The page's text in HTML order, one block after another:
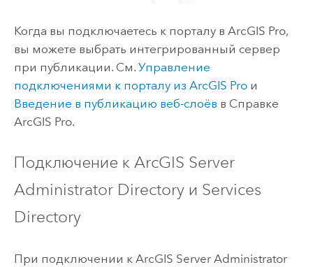
Когда вы подключаетесь к порталу в ArcGIS Pro,
вы можете выбрать интегрированный сервер
при публикации. См. Управление
подключениями к порталу из ArcGIS Proи
Введение в публикацию веб-слоёв в Справке
ArcGIS Pro.
Подключение к ArcGIS Server
Administrator Directory и Services
Directory
При подключении к ArcGIS ServerAdministrator